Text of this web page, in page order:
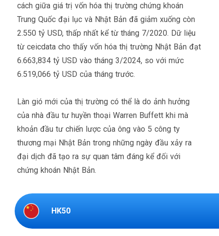
cách giữa giá trị vốn hóa thị trường chứng khoán
Trung Quốc đại lục và Nhật Bản đã giảm xuống còn
2.550 tỷ USD, thấp nhất kể từ tháng 7/2020. Dữ liệu
từ ceicdata cho thấy vốn hóa thị trường Nhật Bản đạt
6.663,834 tỷ USD vào tháng 3/2024, so với mức
6.519,066 tỷ USD của tháng trước.
Làn gió mới của thị trường có thể là do ảnh hưởng
của nhà đầu tư huyền thoại Warren Buffett khi mà
khoản đầu tư chiến lược của ông vào 5 công ty
thương mại Nhật Bản trong những ngày đầu xảy ra
đại dịch đã tạo ra sự quan tâm đáng kể đối với
chứng khoán Nhật Bản.
HK50